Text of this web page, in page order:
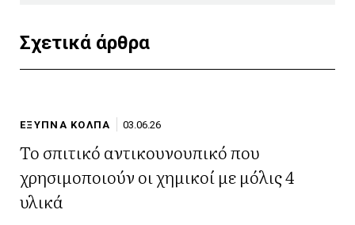
Σχετικά άρθρα
ΕΞΥΠΝΑ ΚΟΛΠΑ 03.06.26
Το σπιτικό αντικουνουπικό που
χρησιμοποιούν οι χημικοί με μόλις 4
υλικά